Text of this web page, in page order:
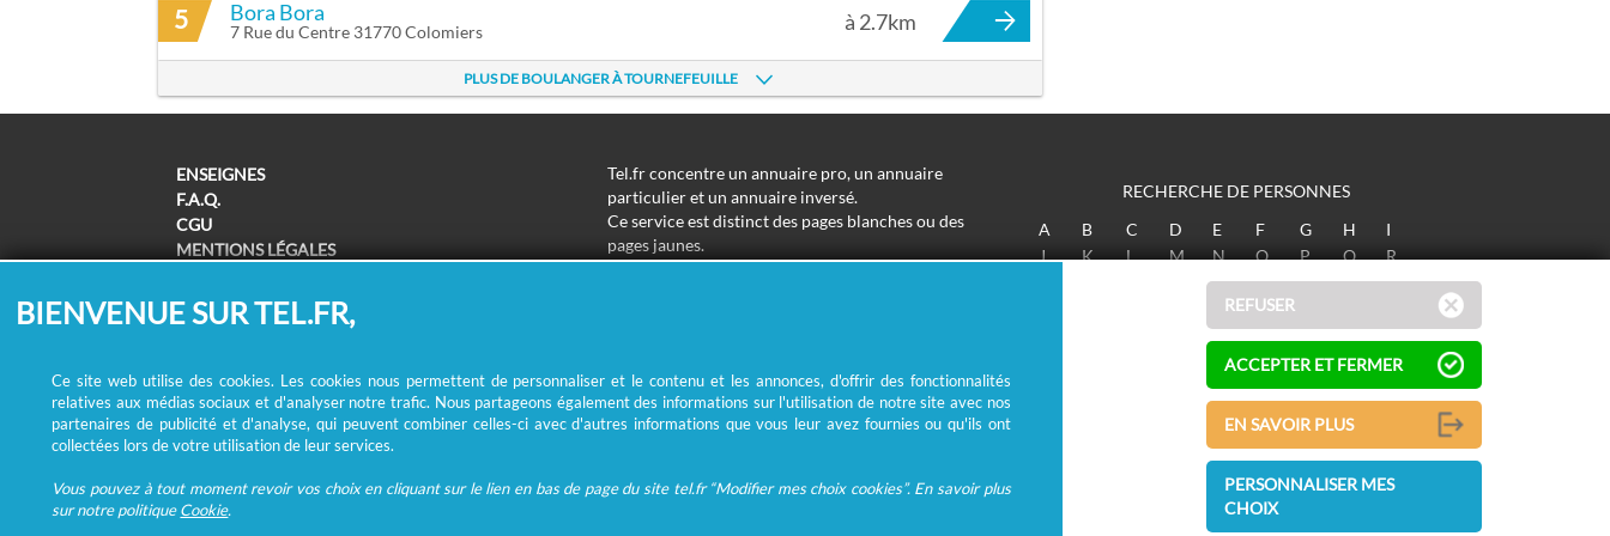
5 Bora Bora
7 Rue du Centre 31770 Colomiers à 2.7km
PLUS DE BOULANGER À TOURNEFEUILLE
ENSEIGNES
F.A.Q.
CGU
MENTIONS LÉGALES
POLITIQUE DE COOKIES
MODIFIER MES CHOIX COOKIES
REMBOURSEMENT
Tel.fr concentre un annuaire pro, un annuaire
particulier et un annuaire inversé.
Ce service est distinct des pages blanches ou des
pages jaunes.
Les informations utilisées peuvent donc varier en
nom ou un métier.
Enfin, l'annuaire inversé permet de trouver l'identité
derrière un numéro de téléphone inconnu.
RECHERCHE DE PERSONNES
A
B C D E F G H
I
J
K L M N O P Q
R
W X Y Z
© Ecométrie 2026
BIENVENUE SUR TEL.FR,
Ce site web utilise des cookies. Les cookies nous permettent de personnaliser et le contenu et les annonces, d'offrir des fonctionnalités
relatives aux médias sociaux et d'analyser notre trafic. Nous partageons également des informations sur l'utilisation de notre site avec nos
partenaires de publicité et d'analyse, qui peuvent combiner celles-ci avec d'autres informations que vous leur avez fournies ou qu'ils ont
collectées lors de votre utilisation de leur services.
Vous pouvez à tout moment revoir vos choix en cliquant sur le lien en bas de page du site tel.fr “Modifier mes choix cookies”. En savoir plus
sur notre politiqueCookie.
REFUSER
ACCEPTER ET FERMER
EN SAVOIR PLUS
PERSONNALISER MES
CHOIX